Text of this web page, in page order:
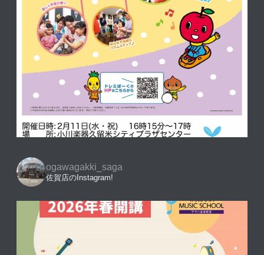
ogawagakki_saga
佐賀店のInstagram!